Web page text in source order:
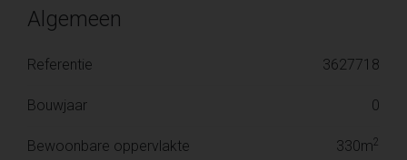
Algemeen
Referentie 3627718
Bouwjaar 0
Bewoonbare oppervlakte 330m2